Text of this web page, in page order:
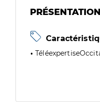
PRÉSENTATION